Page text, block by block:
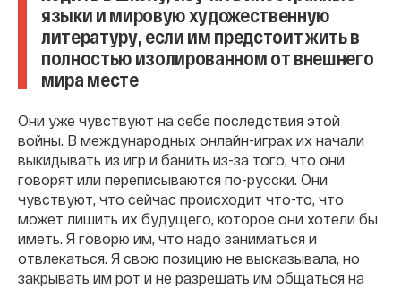
языки и мировую художественную
литературу, если им предстоит жить в
полностью изолированном от внешнего
мира месте
Они уже чувствуют на себе последствия этой
войны. В международных онлайн-играх их начали
выкидывать из игр и банить из-за того, что они
говорят или переписываются по-русски. Они
чувствуют, что сейчас происходит что-то, что
может лишить их будущего, которое они хотели бы
иметь. Я говорю им, что надо заниматься и
отвлекаться. Я свою позицию не высказывала, но
закрывать им рот и не разрешать им общаться на